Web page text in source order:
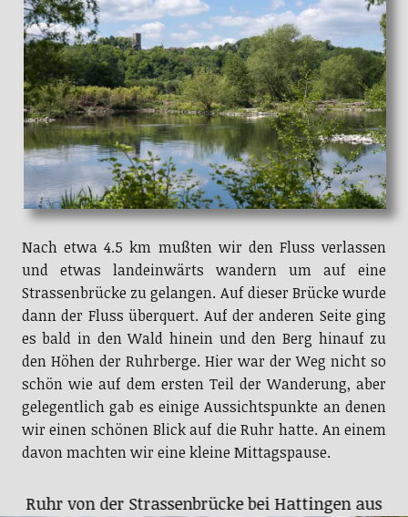
Nach etwa 4.5 km mußten wir den Fluss verlassen
und etwas landeinwärts wandern um auf eine
Strassenbrücke zu gelangen. Auf dieser Brücke wurde
dann der Fluss überquert. Auf der anderen Seite ging
es bald in den Wald hinein und den Berg hinauf zu
den Höhen der Ruhrberge. Hier war der Weg nicht so
schön wie auf dem ersten Teil der Wanderung, aber
gelegentlich gab es einige Aussichtspunkte an denen
wir einen schönen Blick auf die Ruhr hatte. An einem
davon machten wir eine kleine Mittagspause.
Blick über das Ruhrtal